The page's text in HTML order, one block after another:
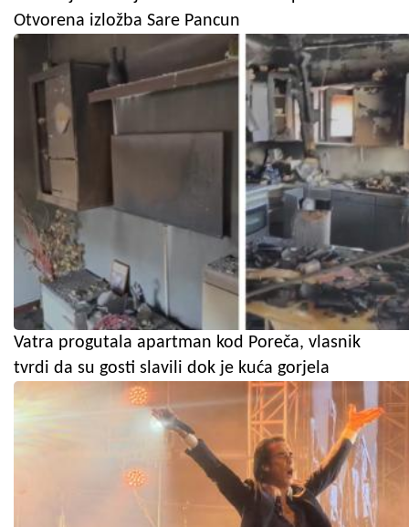
Otvorena izložba Sare Pancun
Vatra progutala apartman kod Poreča, vlasnik
tvrdi da su gosti slavili dok je kuća gorjela